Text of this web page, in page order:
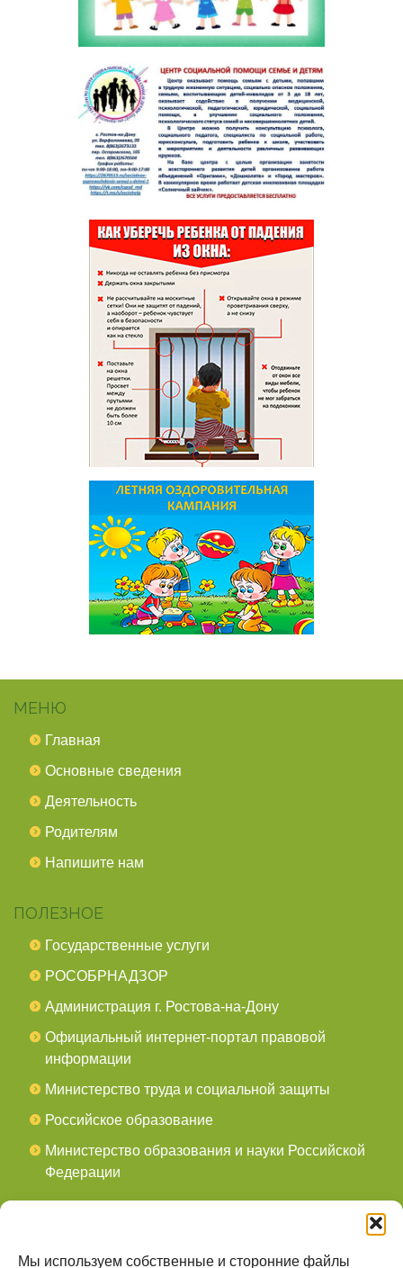
Мы используем собственные и сторонние файлы
МЕНЮ
Главная
Основные сведения
Деятельность
Родителям
Напишите нам
ПОЛЕЗНОЕ
Государственные услуги
РОСОБРНАДЗОР
Администрация г. Ростова-на-Дону
Официальный интернет-портал правовой
информации
Министерство труда и социальной защиты
Российское образование
Министерство образования и науки Российской
Федерации